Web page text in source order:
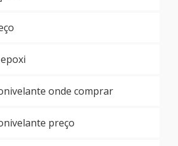
onde comprar
preço